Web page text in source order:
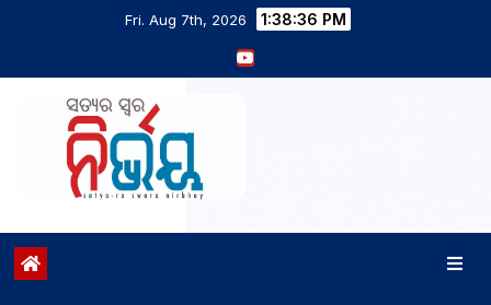
Fri. Aug 7th, 2026 1:38:37 PM